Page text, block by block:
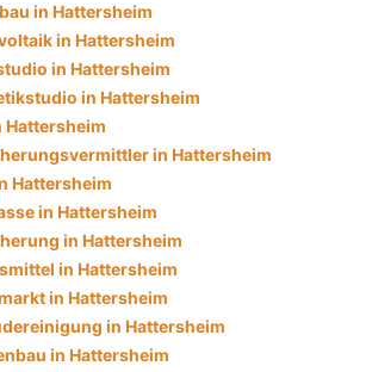
in Hattersheim
in Hattersheim
in Hattersheim
in Hattersheim
Hattersheim
in Hattersheim
Hattersheim
in Hattersheim
in Hattersheim
in Hattersheim
in Hattersheim
in Hattersheim
in Hattersheim